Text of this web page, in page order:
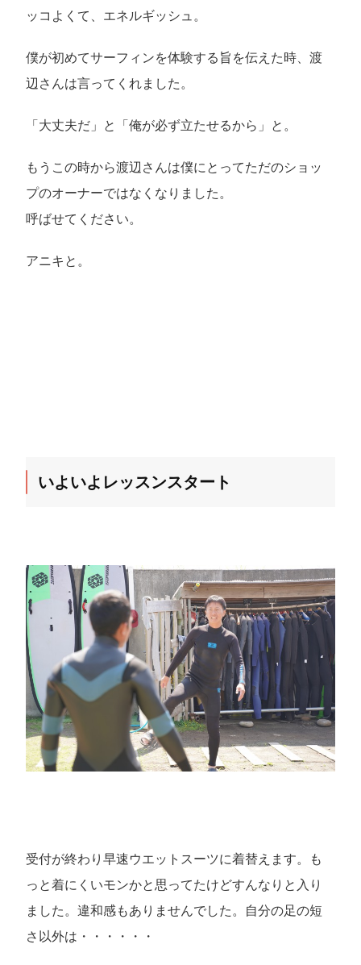
ッコよくて、エネルギッシュ。
僕が初めてサーフィンを体験する旨を伝えた時、渡
辺さんは言ってくれました。
「大丈夫だ」と「俺が必ず立たせるから」と。
もうこの時から渡辺さんは僕にとってただのショッ
プのオーナーではなくなりました。
呼ばせてください。
アニキと。
いよいよレッスンスタート
受付が終わり早速ウエットスーツに着替えます。も
っと着にくいモンかと思ってたけどすんなりと入り
ました。違和感もありませんでした。自分の足の短
さ以外は・・・・・・